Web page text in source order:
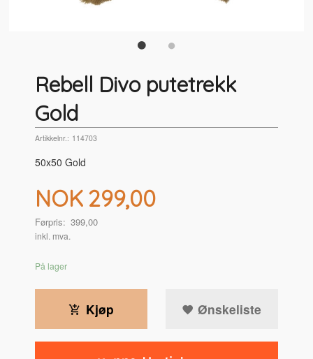
Rebell Divo putetrekk
Gold
Artikkelnr.: 114703
50x50 Gold
Tilbud
NOK 299,00
Førpris: 399,00
Rabatt
inkl. mva.
På lager
Kjøp Ønskeliste